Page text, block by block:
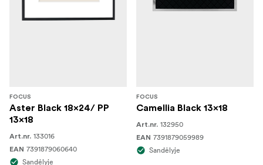
FOCUS
Aster Black 18x24/ PP
13x18
Art.nr. 133016
EAN 7391879060640
Sandėlyje
FOCUS
Camellia Black 13x18
Art.nr. 132950
EAN 7391879059989
Sandėlyje